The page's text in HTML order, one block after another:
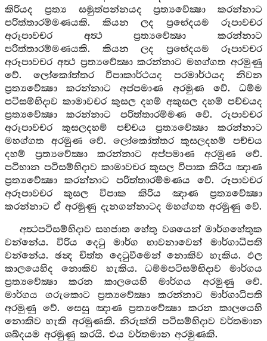
කිරියද ප්‍රත්‍ය සමුත්පන්නයද ප්‍රත්‍යවේක්‍ෂා කරන්නාට
පරිත්තාරම්මණයකි. කියන ලද ප්‍රභේදයම රූපාවචර
අරූපාවචර අත්‍ථ ප්‍රත්‍යවේක්‍ෂා කරන්නාට
පරිත්තාරම්මණයකි. කියන ලද ප්‍රභේදයම රූපාවචර
අරූපාවචර අත්‍ථ ප්‍රත්‍යවේක්‍ෂා කරන්නාට මහග්ගත අරමුණු
වේ. ලෝකෝත්තර විපාකාර්ථයද පරමාර්ථයද නිවන
ප්‍රත්‍යවේක්‍ෂා කරන්නාට අප්පමාණ අරමුණ වේ. ධම්ම
පටිසම්භිදාව කාමාවචර කුසල දහම් අකුසල දහම් පච්චයද
ප්‍රත්‍යවේක්‍ෂා කරන්නාට පරිත්තාරම්මණ වේ. රූපාවචර
අරූපාවචර කුසලදහම් පච්චය ප්‍රත්‍යවේක්‍ෂා කරන්නාට
මහග්ගත අරමුණ වේ. ලෝකෝත්තර කුසලදහම් පච්චය
දහම් ප්‍රත්‍යවේක්‍ෂා කරන්නාට අප්පමාණ අරමුණ වේ.
පටිභාන පටිසම්භිදාව කාමාවචර කුසල විපාක කිරිය ඤාණ
ප්‍රත්‍යවේක්‍ෂා කරන්නාට පරිත්තාරම්මණය වේ. රූපාවචර
අරූපාවචර කුසල විපාක කිරිය ඤාණ ප්‍රත්‍යවේක්‍ෂා
කරන්නාට ඒ අරමුණු දැනගන්නාටද මහග්ගත අරමුණු වේ.
අත්‍ථපටිසම්භිදාව සහජාත හේතු වශයෙන් මාර්ගහේතුක
වන්නේය. විරිය දෙටු මාර්ග භාවනාවෙන් මාර්ගාධිපති
වන්නේය. ඡන්‍ද චිත්ත දෙටුවීමෙන් නොකිව හැකිය. ඵල
කාලයෙහිද නොකිව හැකිය. ධම්මපටිසම්භිදාව මාර්ගය
ප්‍රත්‍යවේක්‍ෂා කරන කාලයෙහි මාර්ගය අරමුණු වේ.
මාර්ගය ගරුකොට ප්‍රත්‍යවේක්‍ෂා කරන්නාට මාර්ගාධිපති
අරමුණු වේ. සෙසු ඤාණ ප්‍රත්‍යවේක්‍ෂා කරන කාලයෙහි
නොකිව හැකි අරමුණකි. නිරුක්ති පටිසම්භිදාව වර්තමාන
ශබ්දයම අරමුණු කරයි. එය වර්තමාන අරමුණකි.